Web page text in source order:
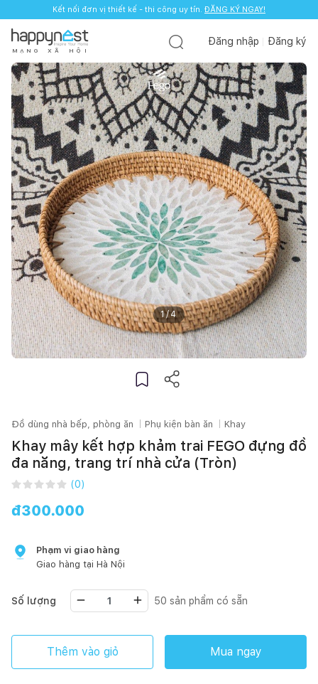
Kết nối đơn vị thiết kế - thi công uy tín. ĐĂNG KÝ NGAY!
M Ạ N G X Ã H Ộ I
Đăng nhập Đăng ký
1/4
Đồ dùng nhà bếp, phòng ăn Phụ kiện bàn ăn Khay
Khay mây kết hợp khảm trai FEGO đựng đồ
đa năng, trang trí nhà cửa (Tròn)
(0)
đ300.000
Phạm vi giao hàng
Giao hàng tại Hà Nội
Số lượng 50 sản phẩm có sẵn
Thêm vào giỏ Mua ngay